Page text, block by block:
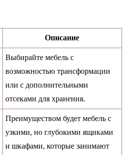
Описание
Выбирайте мебель с
возможностью трансформации
или с дополнительными
отсеками для хранения.
Преимуществом будет мебель с
узкими, но глубокими ящиками
и шкафами, которые занимают